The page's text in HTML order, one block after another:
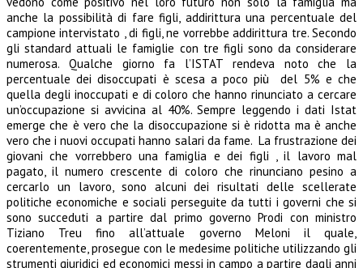
anche la possibilità di fare figli, addirittura una percentuale del
campione intervistato , di figli, ne vorrebbe addirittura tre. Secondo
gli standard attuali le famiglie con tre figli sono da considerare
numerosa. Qualche giorno fa l’ISTAT rendeva noto che la
percentuale dei disoccupati è scesa a poco più del 5% e che
quella degli inoccupati e di coloro che hanno rinunciato a cercare
un’occupazione si avvicina al 40%. Sempre leggendo i dati Istat
emerge che è vero che la disoccupazione si è ridotta ma è anche
vero che i nuovi occupati hanno salari da fame. La frustrazione dei
giovani che vorrebbero una famiglia e dei figli , il lavoro mal
pagato, il numero crescente di coloro che rinunciano pesino a
cercarlo un lavoro, sono alcuni dei risultati delle scellerate
politiche economiche e sociali perseguite da tutti i governi che si
sono succeduti a partire dal primo governo Prodi con ministro
Tiziano Treu fino all’attuale governo Meloni il quale,
coerentemente, prosegue con le medesime politiche utilizzando gli
strumenti giuridici ed economici messi in campo a partire dagli anni